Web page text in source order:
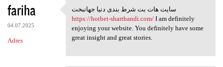
fariha
04.07.2025
Adres
سایت هات بت شرط بندی دنیا
سایت هات بت شرط بندی دنیا جهانبخت
https://hotbet-shartbandi.com/I am definitely
enjoying your website. You definitely have some
great insight and great stories.